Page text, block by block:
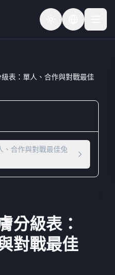
表：單人、合作與對戰最佳
、合作與對戰最佳兔
分級表：
對戰最佳